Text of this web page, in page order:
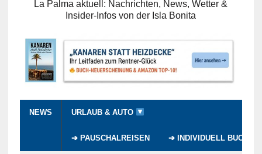
La Palma aktuell: Nachrichten, News, Wetter &
Insider-Infos von der Isla Bonita
NEWS URLAUB & AUTO
➔ PAUSCHALREISEN ➔ INDIVIDUELL BUCHEN